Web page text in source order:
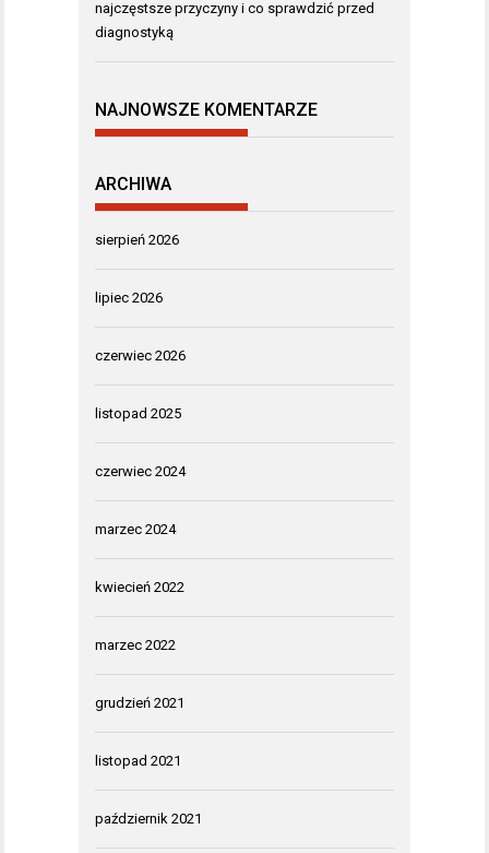
najczęstsze przyczyny i co sprawdzić przed
diagnostyką
NAJNOWSZE KOMENTARZE
ARCHIWA
sierpień 2026
lipiec 2026
czerwiec 2026
listopad 2025
czerwiec 2024
marzec 2024
kwiecień 2022
marzec 2022
grudzień 2021
listopad 2021
październik 2021